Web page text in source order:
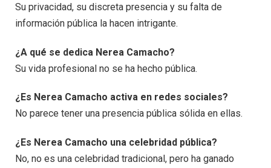
Su privacidad, su discreta presencia y su falta de
información pública la hacen intrigante.
¿A qué se dedica Nerea Camacho?
Su vida profesional no se ha hecho pública.
¿Es Nerea Camacho activa en redes sociales?
No parece tener una presencia pública sólida en ellas.
¿Es Nerea Camacho una celebridad pública?
No, no es una celebridad tradicional, pero ha ganado